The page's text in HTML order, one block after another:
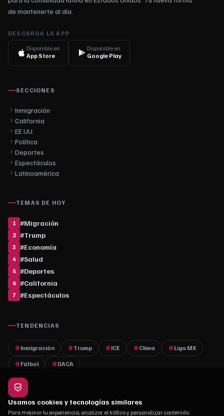
de mantenerte al día.
DESCARGA LA APP
Disponible en
App Store
Disponible en
Google Play
SECCIONES
Inmigración
California
EE.UU.
Política
Deportes
Espectáculos
Latinoamérica
TEMAS DE HOY
1 #Migración
2 #Trump
3 #Economía
4 #Salud
5 #Deportes
6 #California
7 #Espectáculos
TENDENCIAS
Inmigración Trump ICE Clima Liga MX
Fútbol DACA
Usamos cookies y tecnologías similares
Para mejorar tu experiencia, analizar el tráfico y personalizar contenido.